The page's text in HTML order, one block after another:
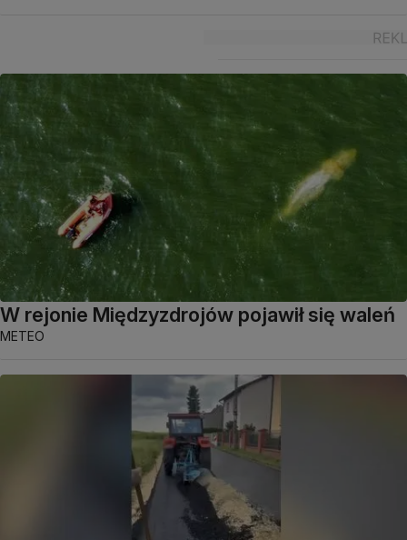
W rejonie Międzyzdrojów pojawił się waleń
METEO